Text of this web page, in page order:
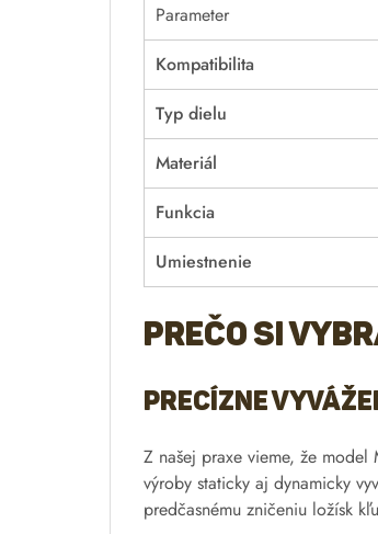
Parameter
Kompatibilita
Typ dielu
Materiál
Funkcia
Umiestnenie
Prečo si
Precízne
Z našej praxe vieme, že
výroby staticky aj dynamicky
predčasnému zničeniu ložísk